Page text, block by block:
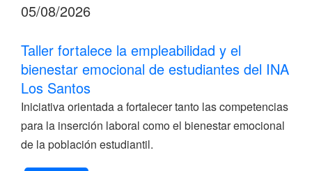
05/08/2026
Taller fortalece la empleabilidad y el
bienestar emocional de estudiantes del INA
Los Santos
Iniciativa orientada a fortalecer tanto las competencias
para la inserción laboral como el bienestar emocional
de la población estudiantil.